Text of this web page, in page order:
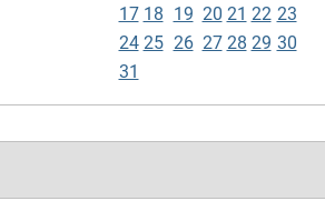
17 18 19 20 21 22 23
24 25 26 27 28 29 30
31